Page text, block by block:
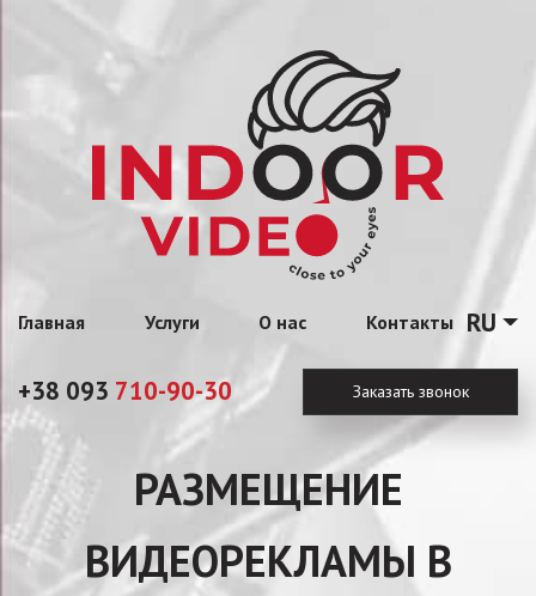
+38 093 710-90-30 Заказать звонок
Главная Услуги О нас Контакты RU
РАЗМЕЩЕНИЕ
ВИДЕОРЕКЛАМЫ В